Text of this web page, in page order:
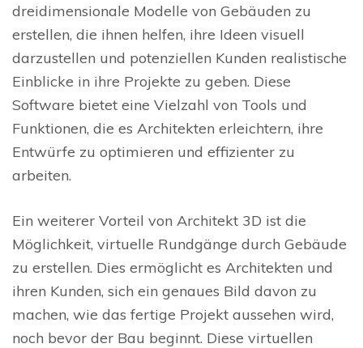
dreidimensionale Modelle von Gebäuden zu
erstellen, die ihnen helfen, ihre Ideen visuell
darzustellen und potenziellen Kunden realistische
Einblicke in ihre Projekte zu geben. Diese
Software bietet eine Vielzahl von Tools und
Funktionen, die es Architekten erleichtern, ihre
Entwürfe zu optimieren und effizienter zu
arbeiten.
Ein weiterer Vorteil von Architekt 3D ist die
Möglichkeit, virtuelle Rundgänge durch Gebäude
zu erstellen. Dies ermöglicht es Architekten und
ihren Kunden, sich ein genaues Bild davon zu
machen, wie das fertige Projekt aussehen wird,
noch bevor der Bau beginnt. Diese virtuellen